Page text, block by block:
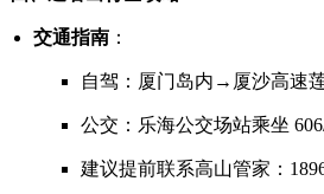
交通指南 ：
自驾：厦门岛内→厦沙高速
公交：乐海公交场站乘坐
建议提前联系高山管家：